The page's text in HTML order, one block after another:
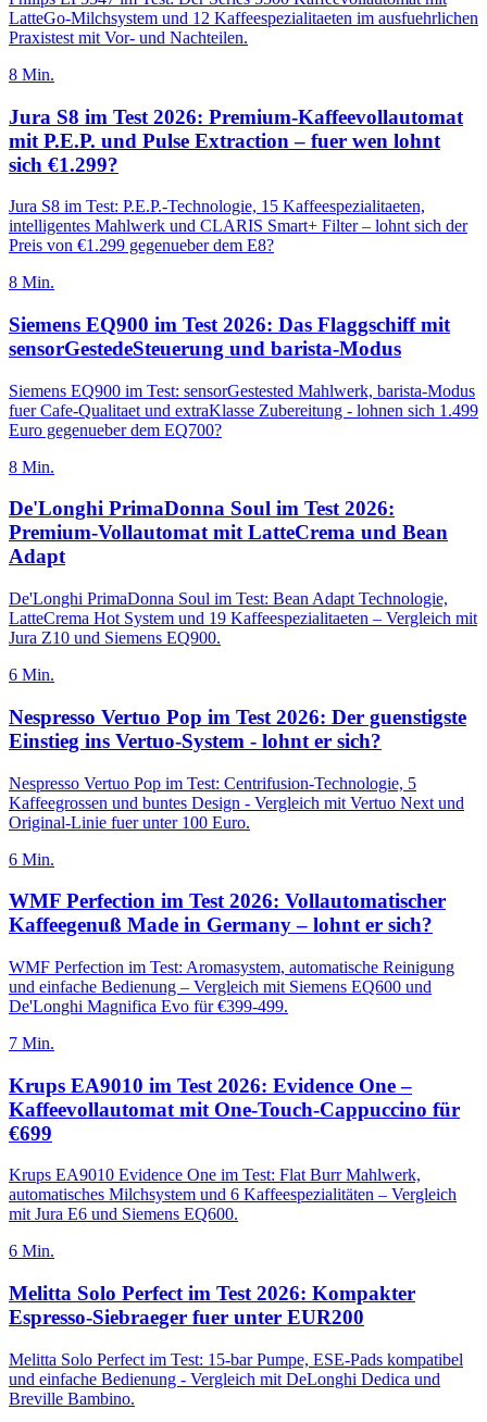
LatteGo-Milchsystem und 12 Kaffeespezialitaeten im ausfuehrlichen
Praxistest mit Vor- und Nachteilen.
8 Min.
Jura S8 im Test 2026: Premium-Kaffeevollautomat
mit P.E.P. und Pulse Extraction – fuer wen lohnt
sich €1.299?
Jura S8 im Test: P.E.P.-Technologie, 15 Kaffeespezialitaeten,
intelligentes Mahlwerk und CLARIS Smart+ Filter – lohnt sich der
Preis von €1.299 gegenueber dem E8?
8 Min.
Siemens EQ900 im Test 2026: Das Flaggschiff mit
sensorGestedeSteuerung und barista-Modus
Siemens EQ900 im Test: sensorGestested Mahlwerk, barista-Modus
fuer Cafe-Qualitaet und extraKlasse Zubereitung - lohnen sich 1.499
Euro gegenueber dem EQ700?
8 Min.
De'Longhi PrimaDonna Soul im Test 2026:
Premium-Vollautomat mit LatteCrema und Bean
Adapt
De'Longhi PrimaDonna Soul im Test: Bean Adapt Technologie,
LatteCrema Hot System und 19 Kaffeespezialitaeten – Vergleich mit
Jura Z10 und Siemens EQ900.
6 Min.
Nespresso Vertuo Pop im Test 2026: Der guenstigste
Einstieg ins Vertuo-System - lohnt er sich?
Nespresso Vertuo Pop im Test: Centrifusion-Technologie, 5
Kaffeegrossen und buntes Design - Vergleich mit Vertuo Next und
Original-Linie fuer unter 100 Euro.
6 Min.
WMF Perfection im Test 2026: Vollautomatischer
Kaffeegenuß Made in Germany – lohnt er sich?
WMF Perfection im Test: Aromasystem, automatische Reinigung
und einfache Bedienung – Vergleich mit Siemens EQ600 und
De'Longhi Magnifica Evo für €399-499.
7 Min.
Krups EA9010 im Test 2026: Evidence One –
Kaffeevollautomat mit One-Touch-Cappuccino für
€699
Krups EA9010 Evidence One im Test: Flat Burr Mahlwerk,
automatisches Milchsystem und 6 Kaffeespezialitäten – Vergleich
mit Jura E6 und Siemens EQ600.
6 Min.
Melitta Solo Perfect im Test 2026: Kompakter
Espresso-Siebraeger fuer unter EUR200
Melitta Solo Perfect im Test: 15-bar Pumpe, ESE-Pads kompatibel
und einfache Bedienung - Vergleich mit DeLonghi Dedica und
Breville Bambino.